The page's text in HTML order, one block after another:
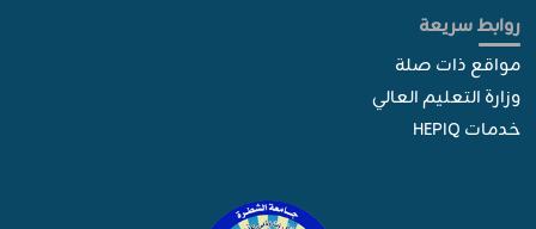
روابط سريعة
مواقع ذات صلة
وزارة التعليم العالي
خدمات HEPIQ